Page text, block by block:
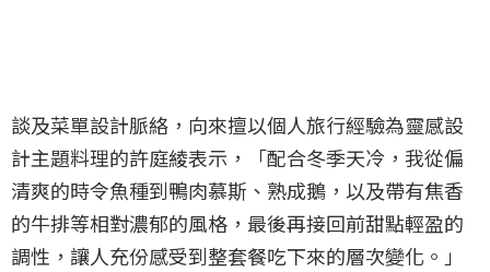
談及菜單設計脈絡，向來擅以個人旅行經驗為靈感設
計主題料理的許庭綾表示，「配合冬季天冷，我從偏
清爽的時令魚種到鴨肉慕斯、熟成鵝，以及帶有焦香
的牛排等相對濃郁的風格，最後再接回前甜點輕盈的
調性，讓人充份感受到整套餐吃下來的層次變化。」